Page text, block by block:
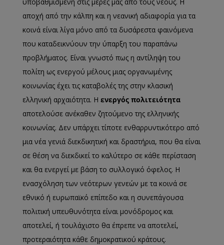
αποχή από την κάλπη και η νεανική αδιαφορία για τα
κοινά είναι λίγα μόνο από τα δυσάρεστα φαινόμενα
που καταδεικνύουν την ύπαρξη του παραπάνω
προβλήματος. Είναι γνωστό πως η αντίληψη του
πολίτη ως ενεργού μέλους μιας οργανωμένης
κοινωνίας έχει τις καταβολές της στην κλασική
ελληνική αρχαιότητα. Η ενεργός πολιτειότητα
αποτελούσε ανέκαθεν ζητούμενο της ελληνικής
κοινωνίας. Δεν υπάρχει τίποτε ενθαρρυντικότερο από
μια νέα γενιά διεκδικητική και δραστήρια, που θα είναι
σε θέση να διεκδικεί το καλύτερο σε κάθε περίσταση
και θα ενεργεί με βάση το συλλογικό όφελος. Η
ενασχόληση των νεότερων γενεών με τα κοινά σε
εθνικό ή ευρωπαϊκό επίπεδο και η συνεπάγουσα
πολιτική υπευθυνότητα είναι μονόδρομος και
αποτελεί, ή τουλάχιστο θα έπρεπε να αποτελεί,
προτεραιότητα κάθε δημοκρατικού κράτους.